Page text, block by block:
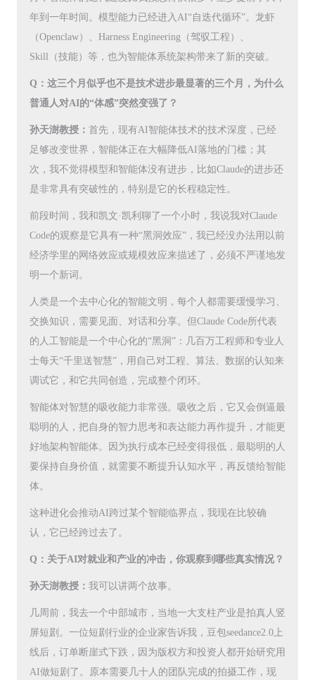
年到一年时间。模型能力已经进入AI“自迭代循环”。龙虾
（Openclaw）、Harness Engineering（驾驭工程）、
Skill（技能）等，也为智能体系统架构带来了新的突破。
Q：这三个月似乎也不是技术进步最显著的三个月，为什么
普通人对AI的“体感”突然变强了？
孙天澍教授： 首先，现有AI智能体技术的技术深度，已经
足够改变世界，智能体正在大幅降低AI落地的门槛；其
次，我不觉得模型和智能体没有进步，比如Claude的进步还
是非常具有突破性的，特别是它的长程稳定性。
前段时间，我和凯文·凯利聊了一个小时，我说我对Claude
Code的观察是它具有一种“黑洞效应”，我已经没办法用以前
经济学里的网络效应或规模效应来描述了，必须不严谨地发
明一个新词。
人类是一个去中心化的智能文明，每个人都需要缓慢学习、
交换知识，需要见面、对话和分享。但Claude Code所代表
的人工智能是一个中心化的“黑洞”：几百万工程师和专业人
士每天“千里送智慧”，用自己对工程、算法、数据的认知来
调试它，和它共同创造，完成整个闭环。
智能体对智慧的吸收能力非常强。吸收之后，它又会倒逼最
聪明的人，把自身的智力思考和表达能力再作提升，才能更
好地架构智能体。因为执行成本已经变得很低，最聪明的人
要保持自身价值，就需要不断提升认知水平，再反馈给智能
体。
这种进化会推动AI跨过某个智能临界点，我现在比较确
认，它已经跨过去了。
Q：关于AI对就业和产业的冲击，你观察到哪些真实情况？
孙天澍教授： 我可以讲两个故事。
几周前，我去一个中部城市，当地一大支柱产业是拍真人竖
屏短剧。一位短剧行业的企业家告诉我，豆包seedance2.0上
线后，订单断崖式下跌，因为版权方和投资人都开始研究用
AI做短剧了。原本需要几十人的团队完成的拍摄工作，现